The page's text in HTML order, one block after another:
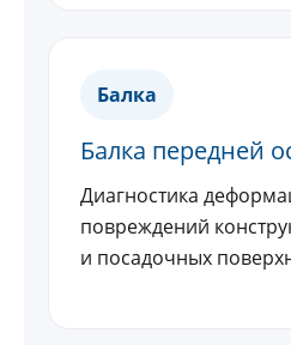
Балка
Балка передней
Диагностика
повреждений
и посадочных